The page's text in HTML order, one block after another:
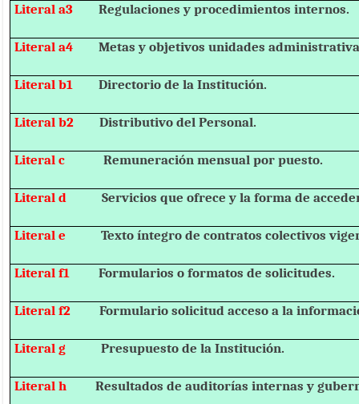
Literal a3Regulaciones y procedimientos internos.
Literal a4Metas y objetivos unidades
Literal b1Directorio de la Institución.
Literal b2Distributivo del Personal.
Literal c Remuneración mensual por puesto.
Literal dServicios que ofrece y la forma de
Literal eTexto íntegro de contratos colectivos
Literal f1Formularios o formatos de solicitudes.
Literal f2Formulario solicitud acceso a la
Literal gPresupuesto de la Institución.
Literal hResultados de auditorías internas y